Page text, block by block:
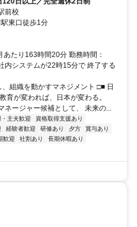
前校
東口徒歩1分
たり163時間20分 勤務時間：
内システムが22時15分で 終了する
組織を動かすマネジメント □■ 日
育が変われば、日本が変わる。
ネージャー候補として、 未来の...
・主夫歓迎
資格取得支援あり
経験者歓迎 研修あり 夕方
賞与あり
歓迎 社割あり
長期休暇あり